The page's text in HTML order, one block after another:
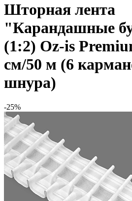
Шторная лента
"Карандашные
(1:2) Oz-is
см/50 м (6
шнура)
-25%